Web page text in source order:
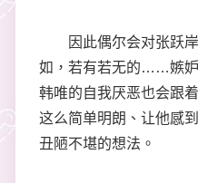
因此偶尔会对张跃岸
如，若有若无的……嫉妒
韩唯的自我厌恶也会跟
这么简单明朗、让他感
丑陋不堪的想法。